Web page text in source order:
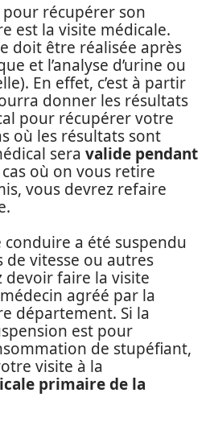
récupérer son
est la visite médicale.
doit être réalisée après
et l’analyse d’urine ou
En effet, c’est à partir
donner les résultats
pour récupérer votre
où les résultats sont
sera valide pendant
cas où on vous retire
vous devrez refaire
a été suspendu
de vitesse ou autres
devoir faire la visite
agréé par la
département. Si la
est pour
de stupéfiant,
visite à la
primaire de la